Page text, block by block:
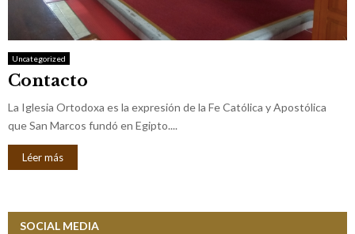
E
N
U
Uncategorized
Contacto
La Iglesia Ortodoxa es la expresión de la Fe Católica y Apostólica
que San Marcos fundó en Egipto....
Léer más
SOCIAL MEDIA